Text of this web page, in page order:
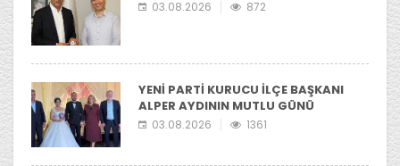
03.08.2026 872
YENİ PARTİ KURUCU İLÇE BAŞKANI
ALPER AYDININ MUTLU GÜNÜ
03.08.2026 1361